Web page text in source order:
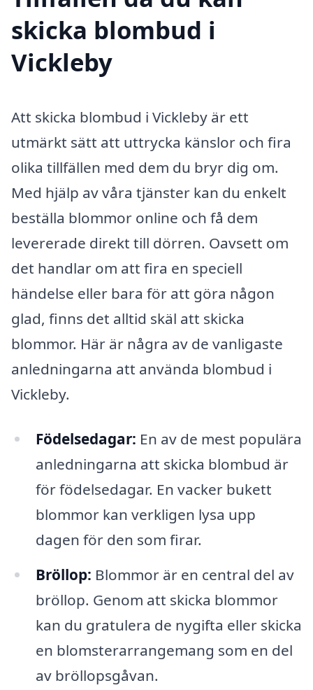
skicka blombud i
Vickleby
Att skicka blombud i Vickleby är ett
utmärkt sätt att uttrycka känslor och fira
olika tillfällen med dem du bryr dig om.
Med hjälp av våra tjänster kan du enkelt
beställa blommor online och få dem
levererade direkt till dörren. Oavsett om
det handlar om att fira en speciell
händelse eller bara för att göra någon
glad, finns det alltid skäl att skicka
blommor. Här är några av de vanligaste
anledningarna att använda blombud i
Vickleby.
Födelsedagar: En av de mest populära
anledningarna att skicka blombud är
för födelsedagar. En vacker bukett
blommor kan verkligen lysa upp
dagen för den som firar.
Bröllop: Blommor är en central del av
bröllop. Genom att skicka blommor
kan du gratulera de nygifta eller skicka
en blomsterarrangemang som en del
av bröllopsgåvan.